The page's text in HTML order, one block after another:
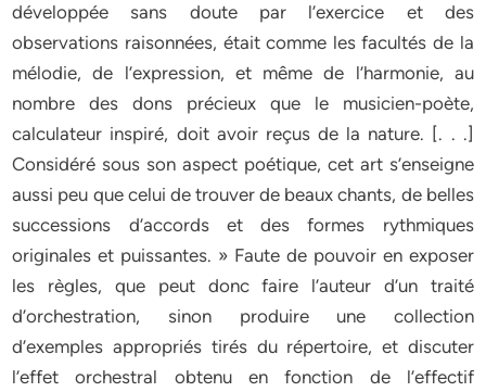
développée sans doute par l’exercice et des
observations raisonnées, était comme les facultés de la
mélodie, de l’expression, et même de l’harmonie, au
nombre des dons précieux que le musicien-poète,
calculateur inspiré, doit avoir reçus de la nature. [. . .]
Considéré sous son aspect poétique, cet art s’enseigne
aussi peu que celui de trouver de beaux chants, de belles
successions d’accords et des formes rythmiques
originales et puissantes. » Faute de pouvoir en exposer
les règles, que peut donc faire l’auteur d’un traité
d’orchestration, sinon produire une collection
d’exemples appropriés tirés du répertoire, et discuter
l’effet orchestral obtenu en fonction de l’effectif